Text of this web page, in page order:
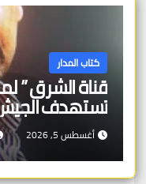
كتاب المدار
قناة الشرق ”
تستهدف
تستهدف قدرة
البقاء اقتصادياً
أغسطس 5, 2026